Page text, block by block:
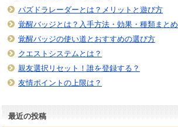
パズドラレーダーとは？メリットと遊び方
覚醒バッジとは？入手方法・効果・種類まとめ
覚醒バッジの使い道とおすすめの選び方
クエストシステムとは？
親友選択リセット！誰を登録する？
友情ポイントの上限は？
最近の投稿